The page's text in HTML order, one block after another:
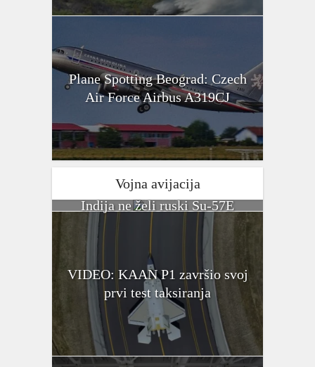
Plane Spotting Beograd: Czech
Air Force Airbus A319CJ
Vojna avijacija
Indija ne želi ruski Su-57E
VIDEO: KAAN P1 završio svoj
prvi test taksiranja